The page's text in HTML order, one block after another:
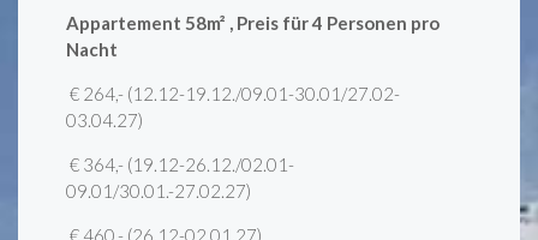
Appartement 58m² , Preis für 4 Personen pro
Nacht
€ 264,- (12.12-19.12./09.01-30.01/27.02-
03.04.27)
€ 364,- (19.12-26.12./02.01-
09.01/30.01.-27.02.27)
€ 460,- (26.12-02.01.27)